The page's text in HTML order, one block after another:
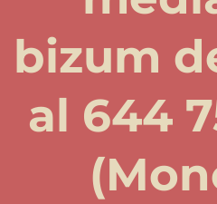
bizum
al 644